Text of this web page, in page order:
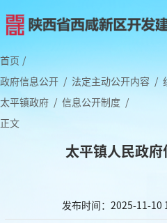
首页 /
政府信息公开 / 法定主动公开内容 /
太平镇政府 / 信息公开制度 /
正文
太平镇人民政
发布时间：2025-11-10